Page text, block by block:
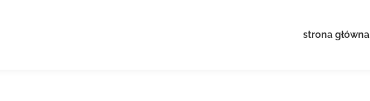
strona główna